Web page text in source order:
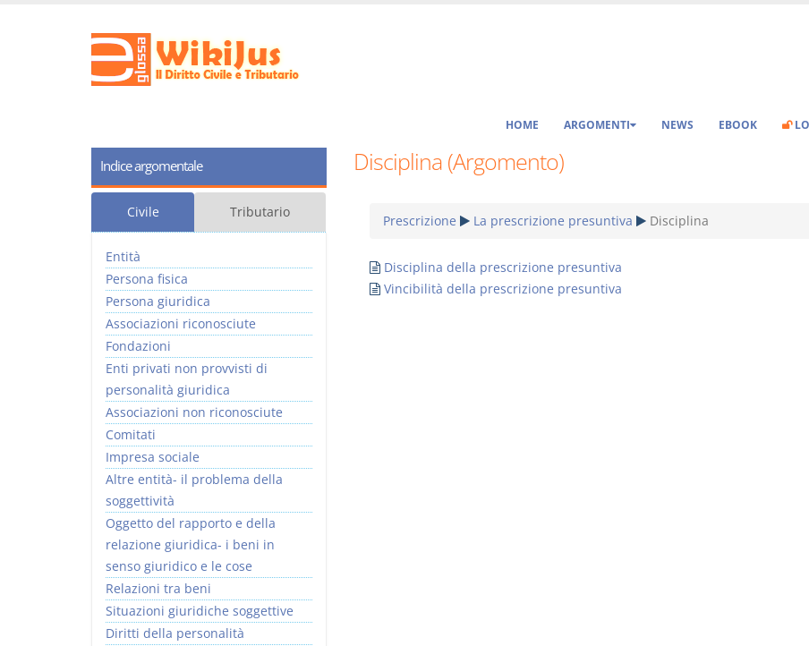
HOME ARGOMENTI NEWS EBOOK
Disciplina (Argomento)
Prescrizione La prescrizione presuntiva Disciplina
Disciplina della prescrizione presuntiva
Vincibilità della prescrizione presuntiva
Indice argomentale
Civile Tributario
Entità
Persona fisica
Persona giuridica
Associazioni riconosciute
Fondazioni
Enti privati non provvisti di
personalità giuridica
Associazioni non riconosciute
Comitati
Impresa sociale
Altre entità- il problema della
soggettività
Oggetto del rapporto e della
relazione giuridica- i beni in
senso giuridico e le cose
Relazioni tra beni
Situazioni giuridiche soggettive
Diritti della personalità